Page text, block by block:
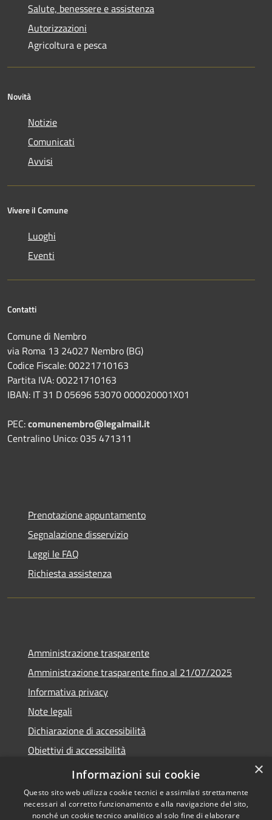
Salute, benessere e assistenza
Autorizzazioni
Agricoltura e pesca
Novità
Notizie
Comunicati
Avvisi
Vivere il Comune
Luoghi
Eventi
Contatti
Comune di Nembro
via Roma 13 24027 Nembro (BG)
Codice Fiscale: 00221710163
Partita IVA: 00221710163
IBAN: IT 31 D 05696 53070 000020001X01
PEC:comunenembro@legalmail.it
Centralino Unico: 035 471311
Prenotazione appuntamento
Segnalazione disservizio
Leggi le FAQ
Richiesta assistenza
Amministrazione trasparente
Amministrazione trasparente fino al 21/07/2025
Informativa privacy
Note legali
Dichiarazione di accessibilità
Obiettivi di accessibilità
Piano di miglioramento
×
Informazioni sui cookie
Questo sito web utilizza cookie tecnici e assimilati strettamente
necessari al corretto funzionamento e alla navigazione del sito,
nonché un cookie tecnico analitico al solo fine di elaborare